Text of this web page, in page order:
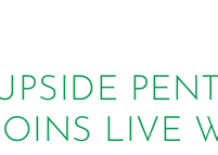
LIVE